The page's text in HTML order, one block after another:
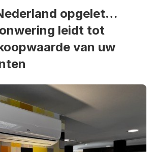
opgelet…
leidt tot
van uw